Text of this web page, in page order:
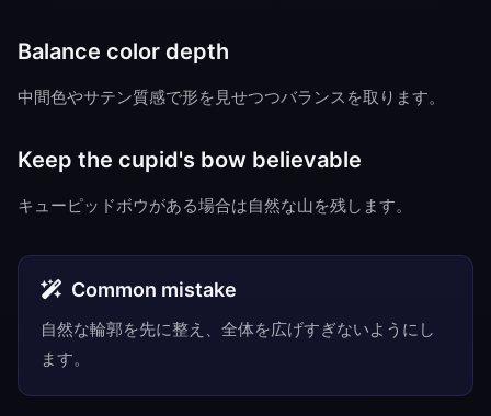
Balance color depth
中間色やサテン質感で形を見せつつバランスを取ります。
Keep the cupid's bow believable
キューピッドボウがある場合は自然な山を残します。
Common mistake
自然な輪郭を先に整え、全体を広げすぎないようにし
ます。